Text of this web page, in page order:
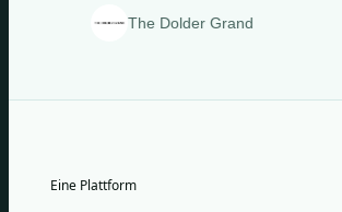
The Dolder Grand
Eine Plattform